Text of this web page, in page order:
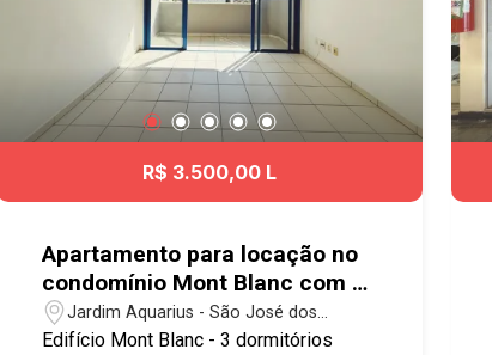
R$ 3.500,00 L
Apartamento para locação no
condomínio Mont Blanc com 3
dormitórios sendo 1 suíte - 86
m² no bairro Jardim Aquarius
Jardim Aquarius - São José dos
Campos/SP
Edifício Mont Blanc - 3 dormitórios